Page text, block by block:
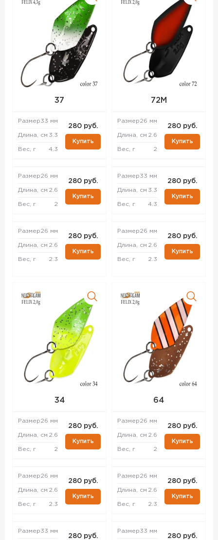
37
Размер33 мм
Длина, см 3.3
Вес, г 4.3
280 руб.
Купить
Размер26 мм
Длина, см 2.6
Вес, г 2
280 руб.
Купить
Размер26 мм
Длина, см 2.6
Вес, г 2.3
280 руб.
Купить
72M
Размер26 мм
Длина, см 2.6
Вес, г 2
280 руб.
Купить
Размер33 мм
Длина, см 3.3
Вес, г 4.3
280 руб.
Купить
Размер26 мм
Длина, см 2.6
Вес, г 2.3
280 руб.
Купить
34
Размер26 мм
Длина, см 2.6
Вес, г 2
280 руб.
Купить
Размер26 мм
Длина, см 2.6
Вес, г 2.3
280 руб.
Купить
Размер33 мм
280 руб.
64
Размер26 мм
Длина, см 2.6
Вес, г 2
280 руб.
Купить
Размер26 мм
Длина, см 2.6
Вес, г 2.3
280 руб.
Купить
Размер33 мм
280 руб.